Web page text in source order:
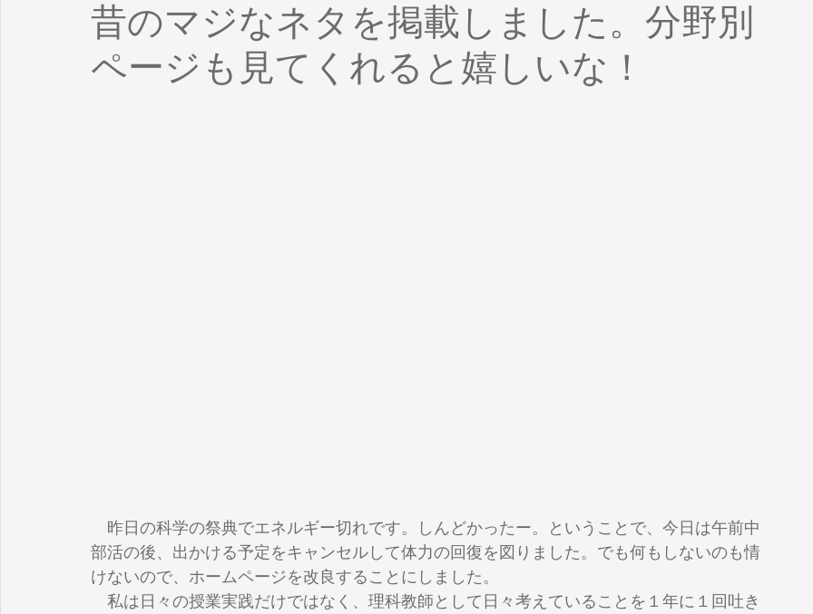
昔のマジなネタを掲載しました。分野別
ページも見てくれると嬉しいな！
昨日の科学の祭典でエネルギー切れです。しんどかったー。ということで、今日は午前中
部活の後、出かける予定をキャンセルして体力の回復を図りました。でも何もしないのも情
けないので、ホームページを改良することにしました。
私は日々の授業実践だけではなく、理科教師として日々考えていることを１年に１回吐き